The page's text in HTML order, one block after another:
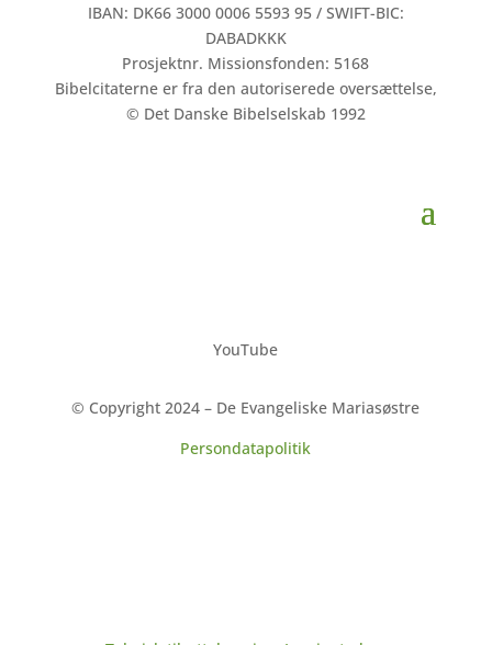
IBAN: DK66 3000 0006 5593 95 / SWIFT-BIC:
DABADKKK
Prosjektnr. Missionsfonden: 5168
Bibelcitaterne er fra den autoriserede oversættelse,
© Det Danske Bibelselskab 1992
YouTube
© Copyright 2024 – De Evangeliske Mariasøstre
Persondatapolitik